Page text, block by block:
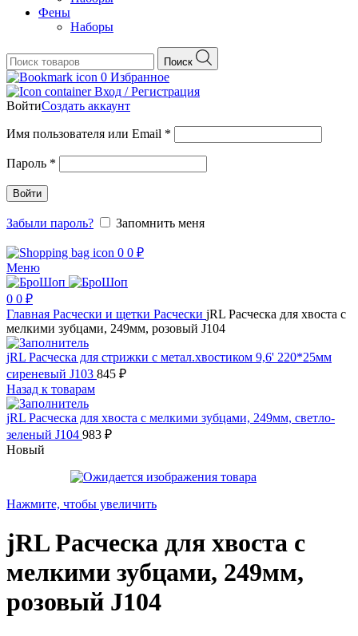
Фены
Наборы
Поиск
0 Избранное
Вход / Регистрация
ВойтиСоздать аккаунт
Имя пользователя или Email *
Пароль *
Войти
Забыли пароль? Запомнить меня
0 0 ₽
Меню
0 0 ₽
Главная Расчески и щетки Расчески jRL Расческа для хвоста с
мелкими зубцами, 249мм, розовый J104
jRL Расческа для стрижки с метал.хвостиком 9,6' 220*25мм
сиреневый J103 845 ₽
Назад к товарам
jRL Расческа для хвоста с мелкими зубцами, 249мм, светло-
зеленый J104 983 ₽
Новый
Нажмите, чтобы увеличить
jRL Расческа для хвоста с
мелкими зубцами, 249мм,
розовый J104